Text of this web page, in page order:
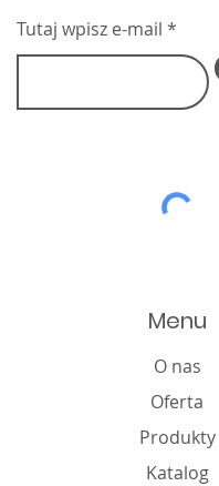
Tutaj wpisz e-mail
Menu
O nas
Oferta
Produkty
Katalog